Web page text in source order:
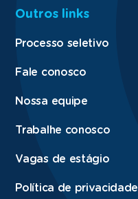
Outros links
Processo seletivo
Fale conosco
Nossa equipe
Trabalhe conosco
Vagas de estágio
Política de privacidade